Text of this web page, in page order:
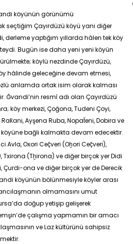
köyünün görünümü
seçtiğim Çayırdüzü köyü yani diğer
derleme yaptığım yıllarda hâlen tek köy
Bugün ise daha yeni yeni köyün
köylü nezdindeÇayırdüzü,
hâlinde geleceğine devam etmesi,
anlamda ortak isim olarak kalması
Ğvandi’nin resmî adı olan Çayırdüzü
köy merkezi, Çoğona, Tudeni Çoyi,
Ayşena Ruba, Nopat̆eni, Dobira ve
bağlı kalmakta devam edecektir.
Avla, Oxori Ceç̆veri (Oḫori Ceç̆veri),
(Tḫirona) ve diğer birçok yer Didi
Çurdi-ona ve diğer birçok yer de Derecik
köyünün bölünmesiyle köyler arası
olmamasını umut
doğup yetişip gelişerek
çalışma yapmamın bir amacı
ve Laz kültürünü sahipsiz